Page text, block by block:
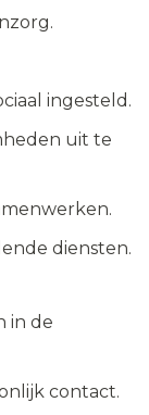
ingesteld.
uit te
diensten.
in de
contact.